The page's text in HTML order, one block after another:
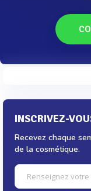
INSCRIVEZ-
Recevez chaque
de la cosmétique.